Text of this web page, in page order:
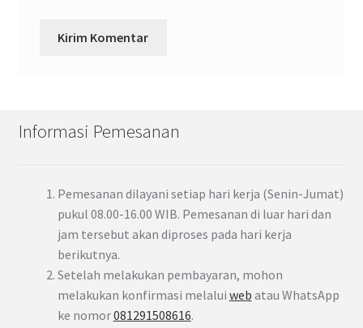
Informasi Pemesanan
Pemesanan dilayani setiap hari kerja (Senin-Jumat)
pukul 08.00-16.00 WIB. Pemesanan di luar hari dan
jam tersebut akan diproses pada hari kerja
berikutnya.
Setelah melakukan pembayaran, mohon
melakukan konfirmasi melalui web atau WhatsApp
ke nomor081291508616.